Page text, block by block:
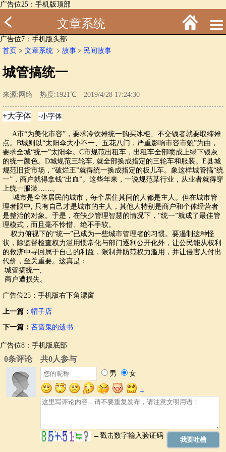
广告位25：手机版顶部
文章系统
广告位7：手机版头部
首页 > 文章系统 ﹥ 故事 ﹥ 民间故事
城管搞统一
来源:网络 热度:1921℃ 2019/4/28 17:24:30
A市“为美化市容”，要求冷饮摊统一购买冰柜、不交钱者就要取缔摊
点。B城则以“太阳伞大小不一、五花八门，严重影响市容市貌”为由，
要求全城“统一”太阳伞。C市规范出租车，出租车全部喷成上绿下银灰
的统一颜色。D城规范三轮车, 就全部换成指定的三轮车和服装。E县城
规范旧货市场，“破烂王”就得统一换成指定的板儿车。象这样城管搞“统
一”，商户就得拿钱“出血”。这些年来，一说规范某行业，从业者就得穿
上统一服装……。
城市是全体居民的城市，每个居住其间的人都是主人。但在城市管
理者眼中, 只有自己才是城市的主人，其他人特别是商户和个体经营者
是整治的对象。于是，在缺少管理智慧的情况下，“统一”就成了最佳管
理模式，而且毫不怜惜、绝不手软。
权力俯视下的“统一”已成为一些城市管理者的习惯。要遏制这种怪
状，除监督检查权力滥用惯常化与部门逐利公开化外，让公民能从权利
的救济中寻回属于自己的利益，限制并防范权力滥用，并让侵害人付出
代价，至关重要。这真是：
城管搞统一,
商户遭损失。
广告位25：手机版右下角漂窗
上一篇： 帽子店
下一篇： 吝啬鬼的遗书
广告位8：手机版底部